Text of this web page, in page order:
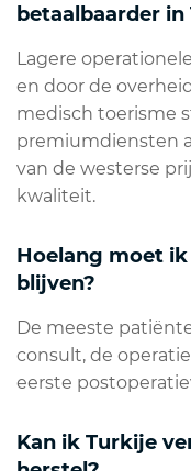
betaalbaarder in
Lagere
en door de
medisch toerisme
premiumdiensten
van de westerse
kwaliteit.
Hoelang moet
blijven?
De meeste
consult, de
eerste
Kan ik Turkije